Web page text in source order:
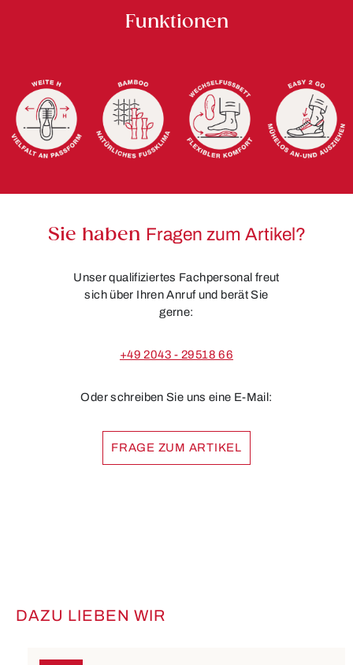
Funktionen
Sie haben Fragen zum Artikel?
Unser qualifiziertes Fachpersonal freut
sich über Ihren Anruf und berät Sie
gerne:
+49 2043 - 29518 66
Oder schreiben Sie uns eine E-Mail:
FRAGE ZUM ARTIKEL
Produktgalerie überspringen
DAZU LIEBEN WIR